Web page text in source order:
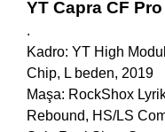
YT Capra CF
.
Kadro: YT High
Chip, L beden, 2019
Maşa: RockShox
Rebound, HS/LS